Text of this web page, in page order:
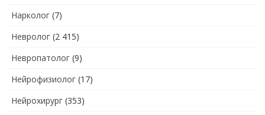
Нарколог (7)
Невролог (2 415)
Невропатолог (9)
Нейрофизиолог (17)
Нейрохирург (353)